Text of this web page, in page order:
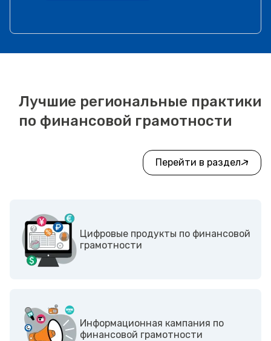
Лучшие региональные практики
по финансовой грамотности
Перейти в раздел
Цифровые продукты по финансовой
грамотности
Информационная кампания по
финансовой грамотности